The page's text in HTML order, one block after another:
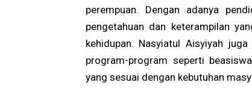
perempuan. Dengan adanya
pengetahuan dan keterampilan
kehidupan. Nasyiatul Aisyiyah
program-program seperti
yang sesuai dengan kebutuhan